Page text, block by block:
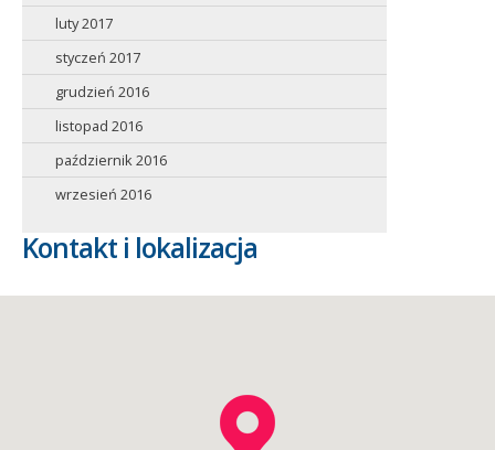
luty 2017
styczeń 2017
grudzień 2016
listopad 2016
październik 2016
wrzesień 2016
Kontakt i lokalizacja